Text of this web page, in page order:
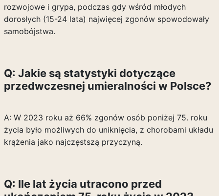
rozwojowe i grypa, podczas gdy wśród młodych
dorosłych (15-24 lata) najwięcej zgonów spowodowały
samobójstwa.
Q: Jakie są statystyki dotyczące
przedwczesnej umieralności w Polsce?
A: W 2023 roku aż 66% zgonów osób poniżej 75. roku
życia było możliwych do uniknięcia, z chorobami układu
krążenia jako najczęstszą przyczyną.
Q: Ile lat życia utracono przed